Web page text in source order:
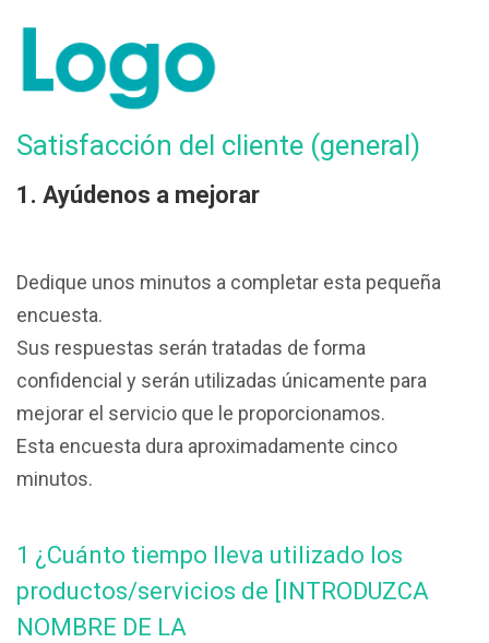
Satisfacción del cliente (general)
1. Ayúdenos a mejorar
Dedique unos minutos a completar esta pequeña
encuesta.
Sus respuestas serán tratadas de forma
confidencial y serán utilizadas únicamente para
mejorar el servicio que le proporcionamos.
Esta encuesta dura aproximadamente cinco
minutos.
1 ¿Cuánto tiempo lleva utilizado los
productos/servicios de [INTRODUZCA
NOMBRE DE LA